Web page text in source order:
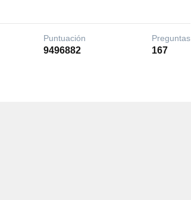
Puntuación
9496882
Preguntas
167